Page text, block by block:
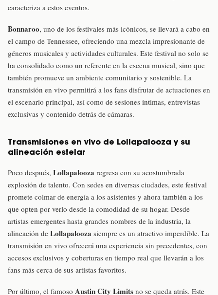
caracteriza a estos eventos.
Bonnaroo, uno de los festivales más icónicos, se llevará a cabo en
el campo de Tennessee, ofreciendo una mezcla impresionante de
géneros musicales y actividades culturales. Este festival no solo se
ha consolidado como un referente en la escena musical, sino que
también promueve un ambiente comunitario y sostenible. La
transmisión en vivo permitirá a los fans disfrutar de actuaciones en
el escenario principal, así como de sesiones íntimas, entrevistas
exclusivas y contenido detrás de cámaras.
Transmisiones en vivo de Lollapalooza y su
alineación estelar
Poco después, Lollapalooza regresa con su acostumbrada
explosión de talento. Con sedes en diversas ciudades, este festival
promete colmar de energía a los asistentes y ahora también a los
que opten por verlo desde la comodidad de su hogar. Desde
artistas emergentes hasta grandes nombres de la industria, la
alineación de Lollapalooza siempre es un atractivo imperdible. La
transmisión en vivo ofrecerá una experiencia sin precedentes, con
accesos exclusivos y coberturas en tiempo real que llevarán a los
fans más cerca de sus artistas favoritos.
Por último, el famoso Austin City Limits no se queda atrás. Este